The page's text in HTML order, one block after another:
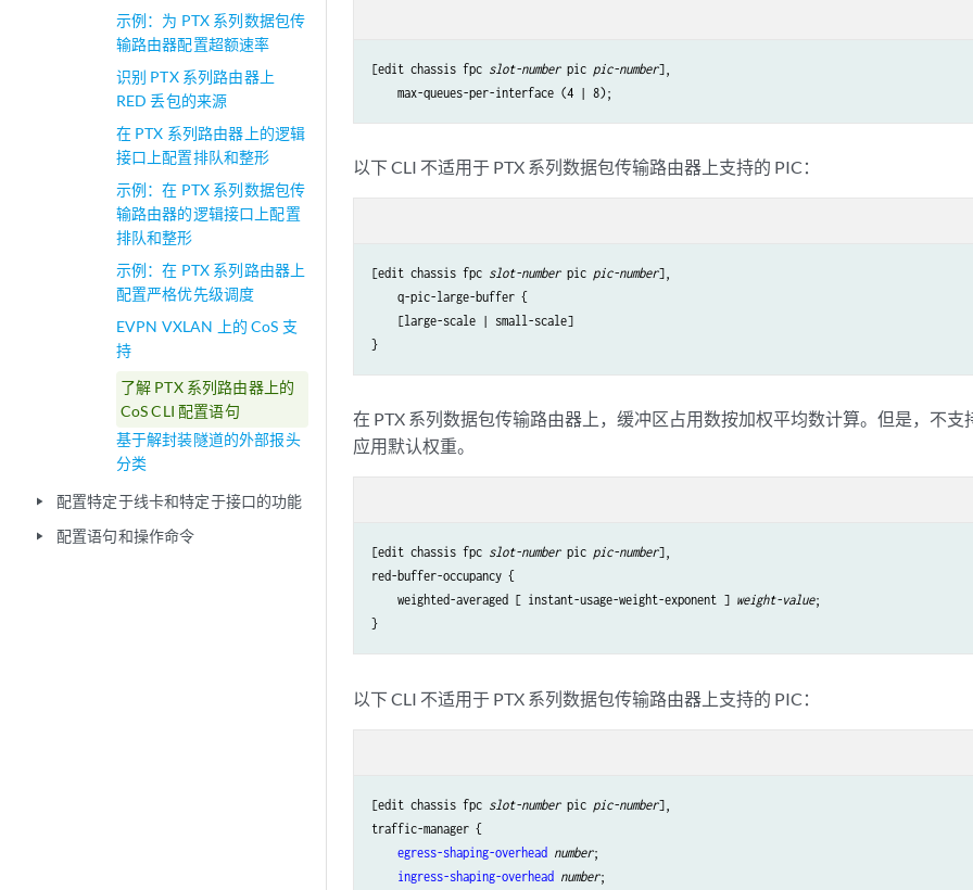
示例：为 PTX 系列数据包传
输路由器配置超额速率
识别 PTX 系列路由器上
RED 丢包的来源
在 PTX 系列路由器上的逻辑
接口上配置排队和整形
示例：在 PTX 系列数据包传
输路由器的逻辑接口上配置
排队和整形
示例：在 PTX 系列路由器上
配置严格优先级调度
EVPN VXLAN 上的 CoS 支
持
了解 PTX 系列路由器上的
CoS CLI 配置语句
基于解封装隧道的外部报头
分类
play_arrow 配置特定于线卡和特定于接口的功能
play_arrow 配置语句和操作命令
[edit chassis fpc slot-number pic pic-number],
以下 CLI 不适用于 PTX 系列数据包传输路由器上支持的 PIC：
[edit chassis fpc slot-number pic pic-number],
    q-pic-large-buffer {
    [large-scale | small-scale]
在 PTX 系列数据包传输路由器上，缓冲区占用数按加权平均数计算。但是，不支
应用默认权重。
[edit chassis fpc slot-number pic pic-number],
red-buffer-occupancy {
    weighted-averaged [ instant-usage-weight-exponent ]
weight-value;
以下 CLI 不适用于 PTX 系列数据包传输路由器上支持的 PIC：
[edit chassis fpc slot-number pic pic-number],
traffic-manager {
egress-shaping-overhead number;
ingress-shaping-overhead number;